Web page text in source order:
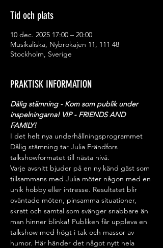
Tid och plats
10 dec. 2025 17:00 – 20:00
Musikaliska, Nybrokajen 11, 111 48
Stockholm, Sverige
PRAKTISK INFORMATION
Dålig stämning - Kom som publik under
inspelningarna! VIP - FRIENDS AND
FAMILY!
I det helt nya underhållningsprogrammet
Dålig stämning tar Julia Frändfors
talkshowformatet till nästa nivå.
Varje avsnitt bjuder på en ny känd gäst som
tillsammans med Julia möter någon med en
unik hobby eller intresse. Resultatet blir
oväntade möten, pinsamma situationer,
skratt och samtal som svänger snabbare än
man hinner blinka! Publiken får uppleva en
talkshow med högt i tak och massor av
humor. Här händer det något nytt hela